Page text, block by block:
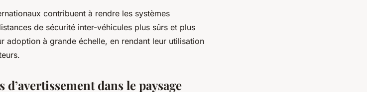
contribuent à rendre les systèmes
de sécurité inter-véhicules plus sûrs et plus
adoption à grande échelle, en rendant leur utilisation
d’avertissement dans le paysage